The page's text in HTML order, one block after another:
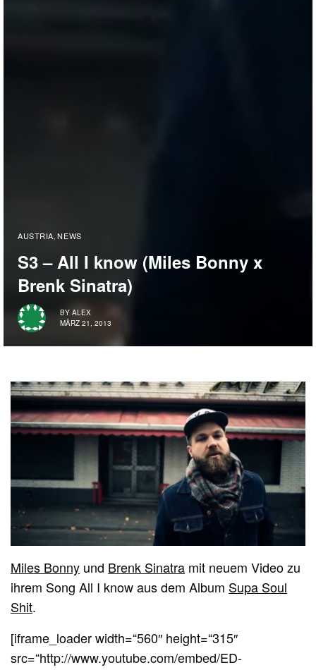
AUSTRIA NEWS
S3 – All I know (Miles Bonny x
Brenk Sinatra)
BY ALEX
MÄRZ 21, 2013
Miles Bonny und Brenk Sinatra mit neuem Video zu
ihrem Song All I know aus dem Album Supa Soul
Shit.
[iframe_loader width=“560″ height=“315″
src=“http://www.youtube.com/embed/ED-